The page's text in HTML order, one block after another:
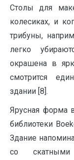
Столы для
колесиках, и
трибуны,
легко
окрашена в
смотрится
здании [8].
Ярусная форма
библиотеки
Здание
со